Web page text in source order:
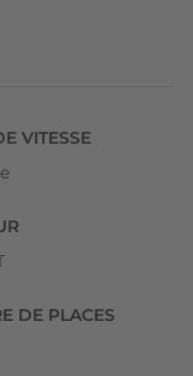
VITESSE
DE PLACES